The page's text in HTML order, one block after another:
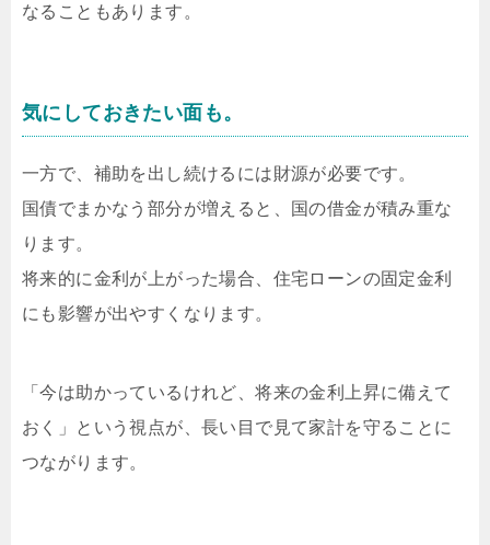
なることもあります。
気にしておきたい面も。
一方で、補助を出し続けるには財源が必要です。
国債でまかなう部分が増えると、国の借金が積み重な
ります。
将来的に金利が上がった場合、住宅ローンの固定金利
にも影響が出やすくなります。
「今は助かっているけれど、将来の金利上昇に備えて
おく」という視点が、長い目で見て家計を守ることに
つながります。